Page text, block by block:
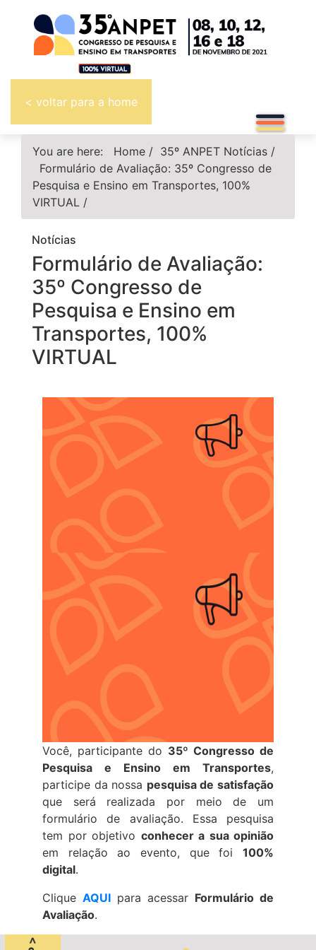
< voltar para a home
You are here: Home / 35º ANPET Notícias /
Formulário de Avaliação: 35º Congresso de
Pesquisa e Ensino em Transportes, 100%
VIRTUAL /
Notícias
Formulário de Avaliação:
35º Congresso de
Pesquisa e Ensino em
Transportes, 100%
VIRTUAL
Você, participante do 35º Congresso de
Pesquisa e Ensino em Transportes,
participe da nossa pesquisa de satisfação
que será realizada por meio de um
formulário de avaliação. Essa pesquisa
tem por objetivo conhecer a sua opinião
em relação ao evento, que foi 100%
digital.
Clique AQUI para acessar Formulário de
Avaliação.